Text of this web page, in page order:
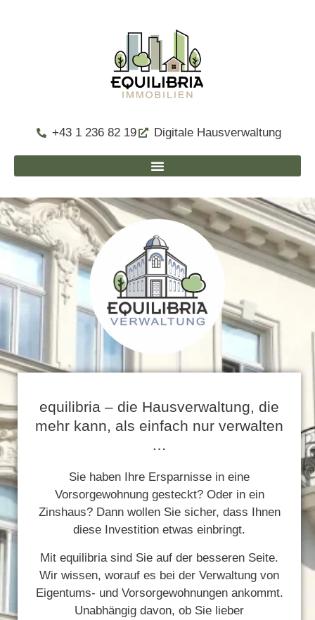
+43 1 236 82 19 Digitale Hausverwaltung
equilibria – die Hausverwaltung, die
mehr kann, als einfach nur verwalten
…
Sie haben Ihre Ersparnisse in eine
Vorsorgewohnung gesteckt? Oder in ein
Zinshaus? Dann wollen Sie sicher, dass Ihnen
diese Investition etwas einbringt.
Mit equilibria sind Sie auf der besseren Seite.
Wir wissen, worauf es bei der Verwaltung von
Eigentums- und Vorsorgewohnungen ankommt.
Unabhängig davon, ob Sie lieber